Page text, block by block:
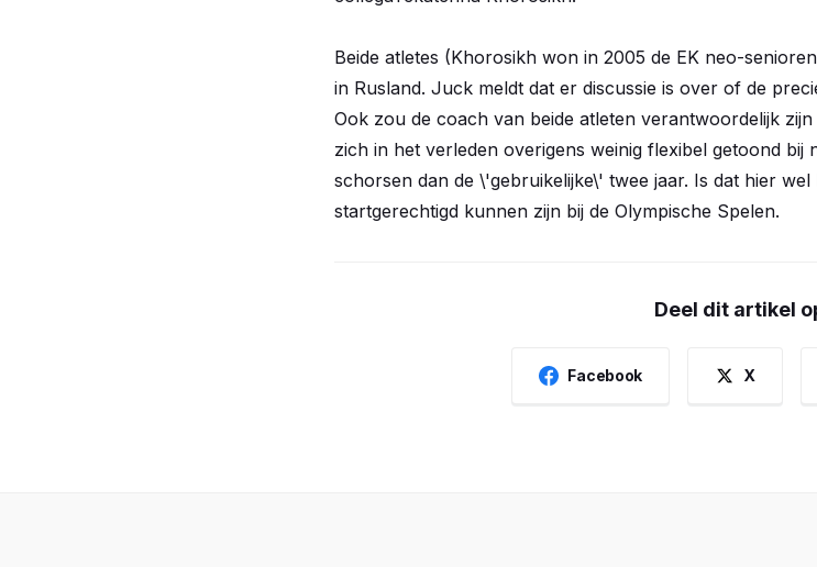
Beide atletes (Khorosikh won in 2005 de EK neo-
in Rusland. Juck meldt dat er discussie is over of de
Ook zou de coach van beide atleten verantwoordelijk
zich in het verleden overigens weinig flexibel getoond
schorsen dan de \'gebruikelijke\' twee jaar. Is dat hier
startgerechtigd kunnen zijn bij de Olympische Spelen.
Deel dit artikel
Facebook X